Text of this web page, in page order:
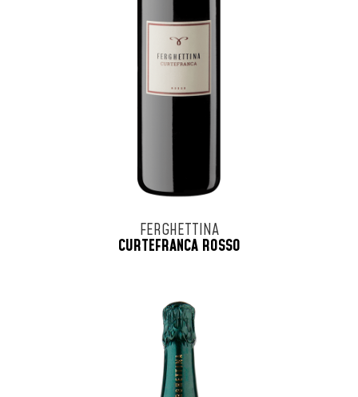
FERGHETTINA
CURTEFRANCA ROSSO